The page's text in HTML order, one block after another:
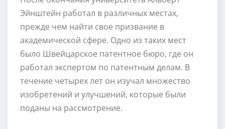
Эйнштейн работал в различных местах,
прежде чем найти свое призвание в
академической сфере. Одно из таких мест
было Швейцарское патентное бюро, где он
работал экспертом по патентным делам. В
течение четырех лет он изучал множество
изобретений и улучшений, которые были
поданы на рассмотрение.